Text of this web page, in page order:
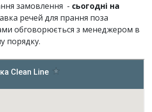
замовлення - сьогодні на
речей для прання поза
обговорюється з менеджером в
порядку.